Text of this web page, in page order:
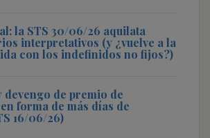
la STS 30/06/26 aquilata
interpretativos (y ¿vuelve a la
con los indefinidos no fijos?)
devengo de premio de
forma de más días de
16/06/26)